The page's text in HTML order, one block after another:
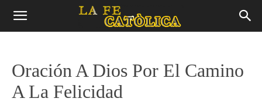
Oración A Dios Por El Camino
A La Felicidad